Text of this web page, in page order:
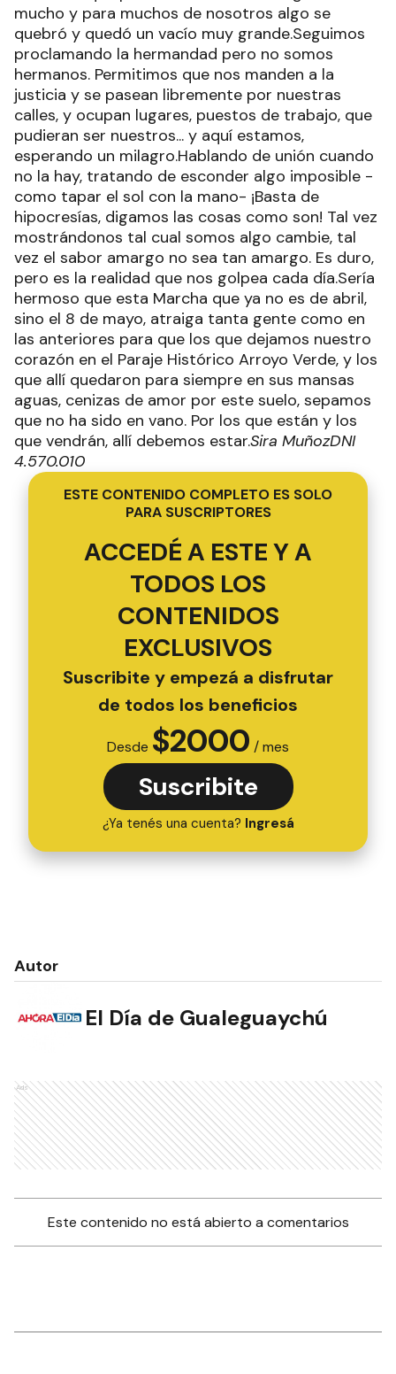
mucho y para muchos de nosotros algo se
quebró y quedó un vacío muy grande.Seguimos
proclamando la hermandad pero no somos
hermanos. Permitimos que nos manden a la
justicia y se pasean libremente por nuestras
calles, y ocupan lugares, puestos de trabajo, que
pudieran ser nuestros... y aquí estamos,
esperando un milagro.Hablando de unión cuando
no la hay, tratando de esconder algo imposible -
como tapar el sol con la mano- ¡Basta de
hipocresías, digamos las cosas como son! Tal vez
mostrándonos tal cual somos algo cambie, tal
vez el sabor amargo no sea tan amargo. Es duro,
pero es la realidad que nos golpea cada día.Sería
hermoso que esta Marcha que ya no es de abril,
sino el 8 de mayo, atraiga tanta gente como en
las anteriores para que los que dejamos nuestro
corazón en el Paraje Histórico Arroyo Verde, y los
que allí quedaron para siempre en sus mansas
aguas, cenizas de amor por este suelo, sepamos
que no ha sido en vano. Por los que están y los
que vendrán, allí debemos estar.Sira MuñozDNI
4.570.010
ESTE CONTENIDO COMPLETO ES SOLO
PARA SUSCRIPTORES
ACCEDÉ A ESTE Y A
TODOS LOS
CONTENIDOS
EXCLUSIVOS
Suscribite y empezá a disfrutar
de todos los beneficios
Desde $2000 / mes
Suscribite
¿Ya tenés una cuenta? Ingresá
Autor
El Día de Gualeguaychú
Ads
Este contenido no está abierto a comentarios